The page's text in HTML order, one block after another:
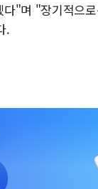
"며 "장기적으
.